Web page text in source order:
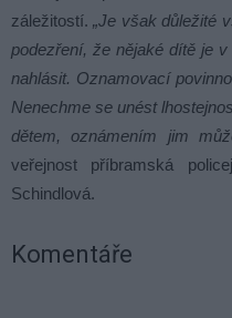
záležitostí.„Je však důležité
podezření, že nějaké dítě je
nahlásit. Oznamovací
Nenechme se unést
dětem, oznámením jim
veřejnost příbramská
Schindlová.
Komentáře